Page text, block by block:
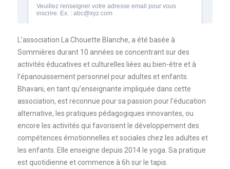
L’association La Chouette Blanche, a été basée à
Sommières durant 10 années se concentrant sur des
activités éducatives et culturelles liées au bien-être et à
l’épanouissement personnel pour adultes et enfants.
Bhavani, en tant qu’enseignante impliquée dans cette
association, est reconnue pour sa passion pour l’éducation
alternative, les pratiques pédagogiques innovantes, ou
encore les activités qui favorisent le développement des
compétences émotionnelles et sociales chez les adultes et
les enfants. Elle enseigne depuis 2014 le yoga. Sa pratique
est quotidienne et commence à 6h sur le tapis.